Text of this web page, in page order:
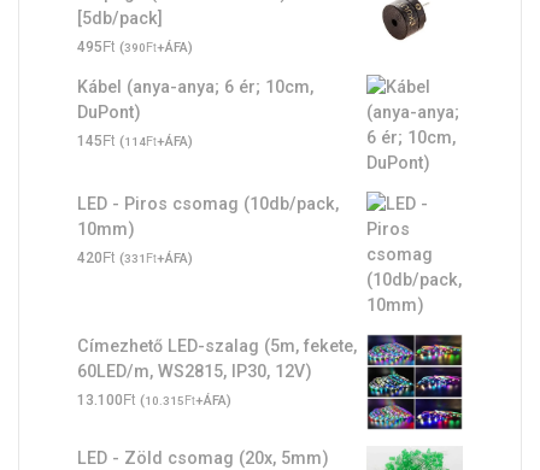
[5db/pack]
495Ft (390Ft+ÁFA)
Kábel (anya-anya; 6 ér; 10cm,
DuPont)
145Ft (114Ft+ÁFA)
LED - Piros csomag (10db/pack,
10mm)
420Ft (331 Ft+ÁFA)
Címezhető LED-szalag (5m, fekete,
60LED/m, WS2815, IP30, 12V)
13.100Ft (10.315Ft+ÁFA)
LED - Zöld csomag (20x, 5mm)